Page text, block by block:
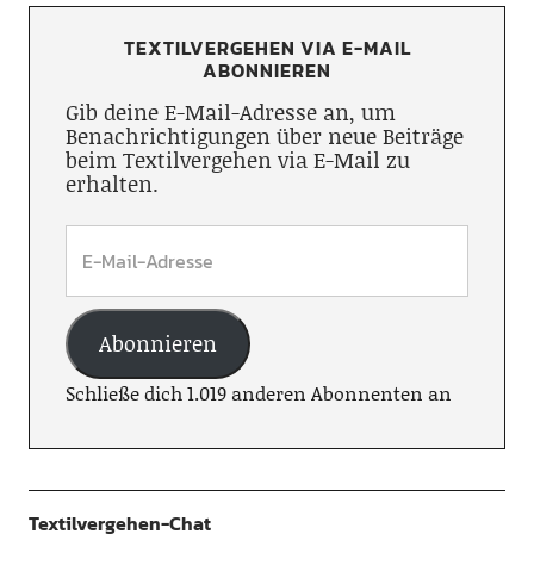
TEXTILVERGEHEN VIA E-MAIL
ABONNIEREN
Gib deine E-Mail-Adresse an, um
Benachrichtigungen über neue Beiträge
beim Textilvergehen via E-Mail zu
erhalten.
Abonnieren
Schließe dich 1.019 anderen Abonnenten an
Textilvergehen-Chat